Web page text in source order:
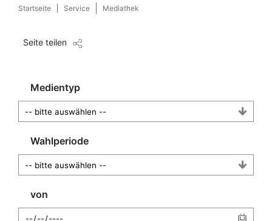
Startseite Service Mediathek
Seite teilen
Medientyp
Wahlperiode
von